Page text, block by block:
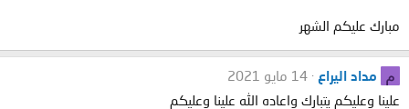
مبارك عليكم الشهر
م مداد اليراع
14 مايو 2021
علينا وعليكم يتبارك واعاده الله علينا وعليكم